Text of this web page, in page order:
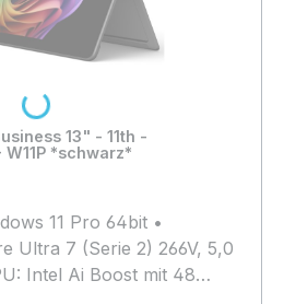
13" - 11th -
*schwarz*
11 Pro 64bit •
Ultra 7 (Serie 2) 266V, 5,0
Intel Ai Boost mit 48
Loading...